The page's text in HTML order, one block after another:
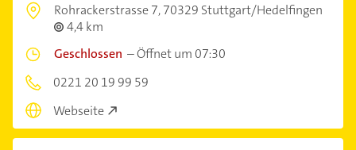
Rohrackerstrasse 7,70329 Stuttgart/Hedelfingen
4,4 km
Geschlossen –Öffnet um 07:30
0221 20 19 99 59
Webseite